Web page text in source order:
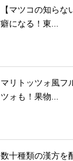
【マツコの知ら
癖になる！東...
マリトッツォ風フ
ツォも！果物...
数十種類の漢方を